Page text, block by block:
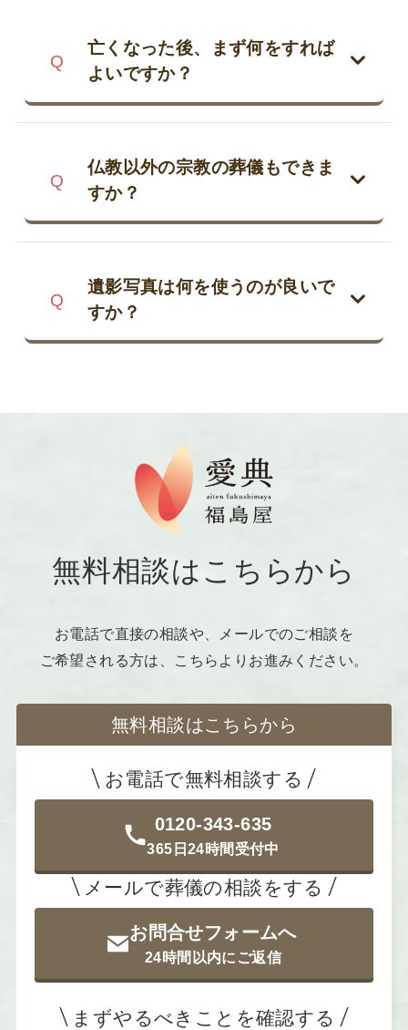
亡くなった後、まず何をすれば
よいですか？
ご逝去された際は、まずはご連絡く
ます。
ご遺体の搬送、お葬式の段取りな
ど、わからないことがたくさんある
かと思います。
ひとつ丁寧にご説明いたします。
仏教以外の宗教の葬儀もできま
すか？
はい、できます。キリスト教、神道
います。ご希望の宗教に合わせて、
葬儀を執り行うことができます。
遺影写真は何を使うのが良いで
すか？
モノクロ写真でもどちらでも構いま
せんが、背景がシンプルなものがお
すすめです。
無料相談はこちらから
お電話で直接の相談や、メールでのご相談を
ご希望される方は、こちらよりお進みください。
無料相談はこちらから
お電話で無料相談する
0120-343-635
365日24時間受付中
メールで葬儀の相談をする
お問合せフォームへ
24時間以内にご返信
まずやるべきことを確認する